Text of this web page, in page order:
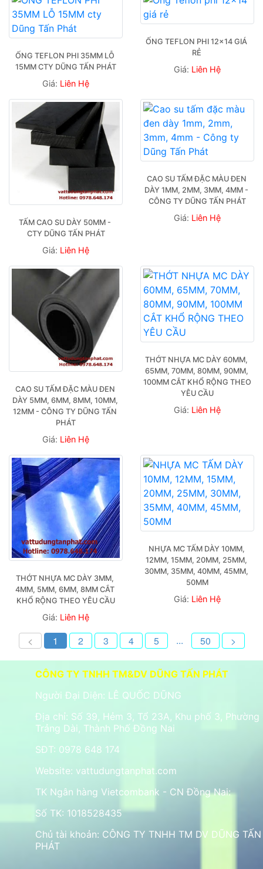
ỐNG TEFLON PHI 35MM LỖ
15MM CTY DŨNG TẤN PHÁT
Giá: Liên Hệ
ỐNG TEFLON PHI 12×14 GIÁ
RẺ
Giá: Liên Hệ
TẤM CAO SU DÀY 50MM -
CTY DŨNG TẤN PHÁT
Giá: Liên Hệ
CAO SU TẤM ĐẶC MÀU ĐEN
DÀY 1MM, 2MM, 3MM, 4MM -
CÔNG TY DŨNG TẤN PHÁT
Giá: Liên Hệ
CAO SU TẤM ĐẶC MÀU ĐEN
DÀY 5MM, 6MM, 8MM, 10MM,
12MM - CÔNG TY DŨNG TẤN
PHÁT
Giá: Liên Hệ
THỚT NHỰA MC DÀY 60MM,
65MM, 70MM, 80MM, 90MM,
100MM CẮT KHỔ RỘNG THEO
YÊU CẦU
Giá: Liên Hệ
THỚT NHỰA MC DÀY 3MM,
4MM, 5MM, 6MM, 8MM CẮT
KHỔ RỘNG THEO YÊU CẦU
Giá: Liên Hệ
NHỰA MC TẤM DÀY 10MM,
12MM, 15MM, 20MM, 25MM,
30MM, 35MM, 40MM, 45MM,
50MM
Giá: Liên Hệ
< 1 2 3 4 5 ... 50 >
CÔNG TY TNHH TM&DV DŨNG TẤN PHÁT
Người Đại Diện: LÊ QUỐC DŨNG
Địa chỉ: Số 39, Hẻm 3, Tổ 23A, Khu phố 3, Phường
Trảng Dài, Thành Phố Đồng Nai
SĐT: 0978 648 174
Website: vattudungtanphat.com
TK Ngân hàng Vietcombank - CN Đồng Nai:
Số TK: 1018528435
Chủ tài khoản: CÔNG TY TNHH TM DV DŨNG TẤN
PHÁT